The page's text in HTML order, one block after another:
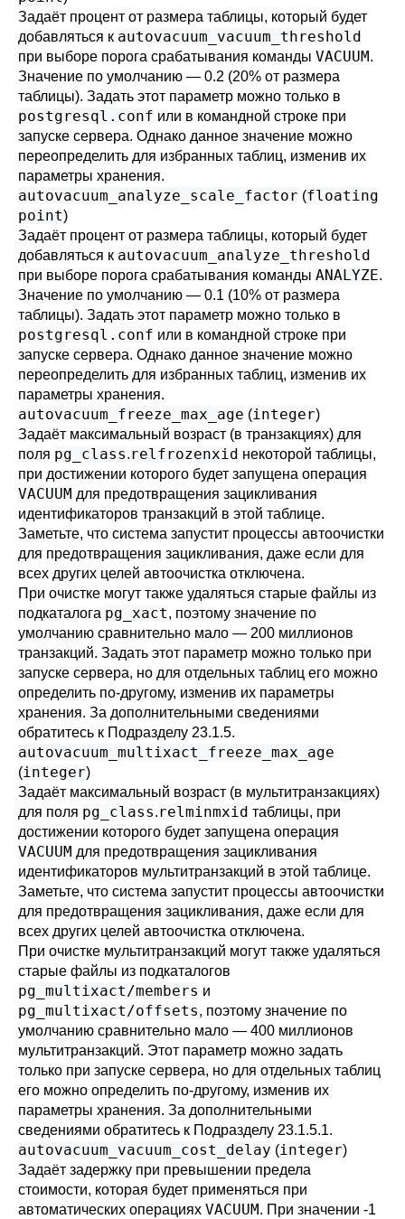
Задаёт процент от размера таблицы, который будет
добавляться к autovacuum_vacuum_threshold
при выборе порога срабатывания команды VACUUM.
Значение по умолчанию — 0.2 (20% от размера
таблицы). Задать этот параметр можно только в
postgresql.conf или в командной строке при
запуске сервера. Однако данное значение можно
переопределить для избранных таблиц, изменив их
параметры хранения.
autovacuum_analyze_scale_factor (floating
point)
Задаёт процент от размера таблицы, который будет
добавляться к autovacuum_analyze_threshold
при выборе порога срабатывания команды ANALYZE.
Значение по умолчанию — 0.1 (10% от размера
таблицы). Задать этот параметр можно только в
postgresql.conf или в командной строке при
запуске сервера. Однако данное значение можно
переопределить для избранных таблиц, изменив их
параметры хранения.
autovacuum_freeze_max_age (integer)
Задаёт максимальный возраст (в транзакциях) для
поля pg_class.relfrozenxid некоторой таблицы,
при достижении которого будет запущена операция
VACUUM для предотвращения зацикливания
идентификаторов транзакций в этой таблице.
Заметьте, что система запустит процессы автоочистки
для предотвращения зацикливания, даже если для
всех других целей автоочистка отключена.
При очистке могут также удаляться старые файлы из
подкаталога pg_xact, поэтому значение по
умолчанию сравнительно мало — 200 миллионов
транзакций. Задать этот параметр можно только при
запуске сервера, но для отдельных таблиц его можно
определить по-другому, изменив их параметры
хранения. За дополнительными сведениями
обратитесь к Подразделу 23.1.5.
autovacuum_multixact_freeze_max_age
(integer)
Задаёт максимальный возраст (в мультитранзакциях)
для поля pg_class.relminmxid таблицы, при
достижении которого будет запущена операция
VACUUM для предотвращения зацикливания
идентификаторов мультитранзакций в этой таблице.
Заметьте, что система запустит процессы автоочистки
для предотвращения зацикливания, даже если для
всех других целей автоочистка отключена.
При очистке мультитранзакций могут также удаляться
старые файлы из подкаталогов
pg_multixact/members и
pg_multixact/offsets, поэтому значение по
умолчанию сравнительно мало — 400 миллионов
мультитранзакций. Этот параметр можно задать
только при запуске сервера, но для отдельных таблиц
его можно определить по-другому, изменив их
параметры хранения. За дополнительными
сведениями обратитесь к Подразделу 23.1.5.1.
autovacuum_vacuum_cost_delay (integer)
Задаёт задержку при превышении предела
стоимости, которая будет применяться при
автоматических операциях VACUUM. При значении -1